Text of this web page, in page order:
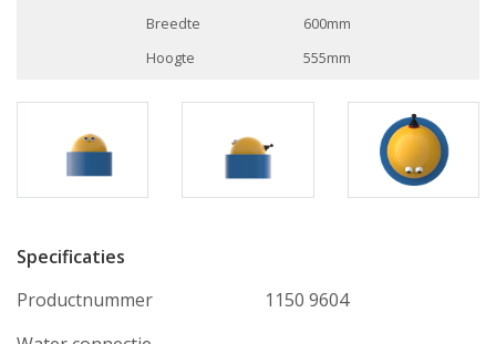
Breedte
600mm
Hoogte
555mm
Specificaties
Productnummer
1150 9604